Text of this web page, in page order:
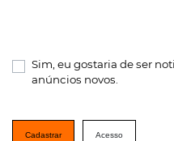
Sim, eu gostaria de ser
anúncios novos.
Cadastrar Acesso